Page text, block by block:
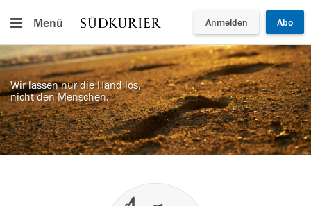
Menü Anmelden Abo
Wir lassen nur die Hand los,
nicht den Menschen.